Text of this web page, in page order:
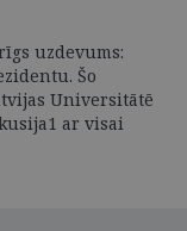
uzdevums:
Šo
Universitātē
ar visai